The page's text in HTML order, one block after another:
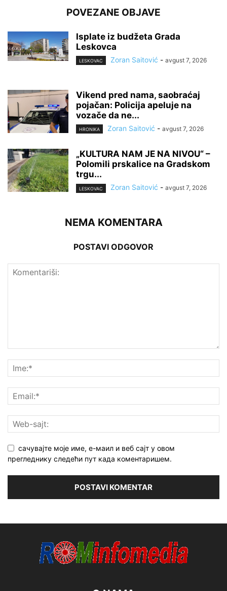
POVEZANE OBJAVE
Isplate iz budžeta Grada
Leskovca
LESKOVAC Zoran Saitović - avgust 7, 2026
Vikend pred nama, saobraćaj
pojačan: Policija apeluje na
vozače da ne...
HRONIKA Zoran Saitović - avgust 7, 2026
„KULTURA NAM JE NA NIVOU“ –
Polomili prskalice na Gradskom
trgu...
LESKOVAC Zoran Saitović - avgust 7, 2026
NEMA KOMENTARA
POSTAVI ODGOVOR
сачувајте моје име, е-маил и веб сајт у овом
прегледнику следећи пут када коментаришем.